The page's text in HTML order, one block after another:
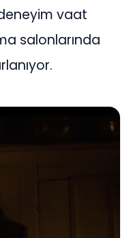
vaat
salonlarında